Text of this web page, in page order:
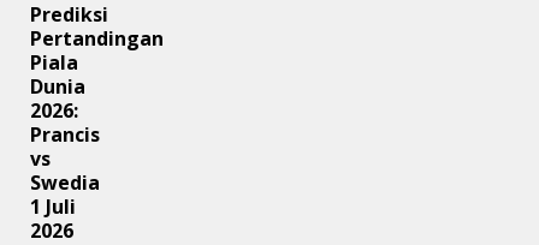
Prediksi
Pertandingan
Piala
Dunia
2026:
Prancis
vs
Swedia
1 Juli
2026